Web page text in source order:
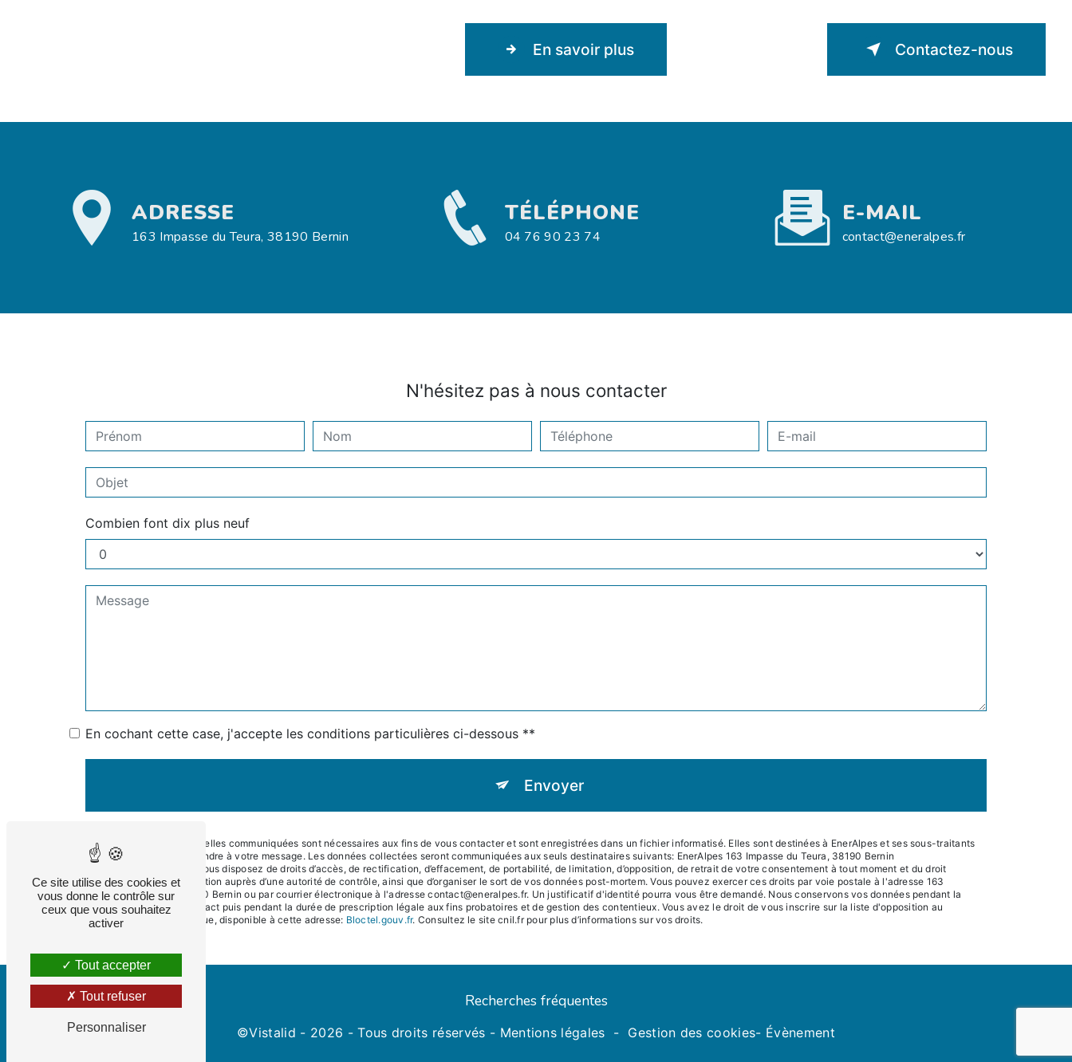
En savoir plus Contactez-nous
ADRESSE
163 Impasse du Teura, 38190 Bernin
TÉLÉPHONE
04 76 90 23 74
E-MAIL
contact@eneralpes.fr
N'hésitez pas à nous contacter
Combien font dix plus neuf
En cochant cette case, j'accepte les conditions particulières ci-dessous **
Envoyer
** Les données personnelles communiquées sont nécessaires aux fins de vous contacter et sont enregistrées dans un fichier informatisé. Elles sont destinées à EnerAlpes et ses sous-traitants
dans le seul but de répondre à votre message. Les données collectées seront communiquées aux seuls destinataires suivants: EnerAlpes 163 Impasse du Teura, 38190 Bernin
contact@eneralpes.fr. Vous disposez de droits d’accès, de rectification, d’effacement, de portabilité, de limitation, d’opposition, de retrait de votre consentement à tout moment et du droit
d’introduire une réclamation auprès d’une autorité de contrôle, ainsi que d’organiser le sort de vos données post-mortem. Vous pouvez exercer ces droits par voie postale à l'adresse 163
Impasse du Teura, 38190 Bernin ou par courrier électronique à l'adresse contact@eneralpes.fr. Un justificatif d'identité pourra vous être demandé. Nous conservons vos données pendant la
période de prise de contact puis pendant la durée de prescription légale aux fins probatoires et de gestion des contentieux. Vous avez le droit de vous inscrire sur la liste d'opposition au
démarchage téléphonique, disponible à cette adresse: Bloctel.gouv.fr. Consultez le site cnil.fr pour plus d’informations sur vos droits.
Recherches fréquentes
©Vistalid - 2026 - Tous droits réservés - Mentions légales - Gestion des cookies- Évènement
Ce site utilise des cookies et
vous donne le contrôle sur
ceux que vous souhaitez
activer
Tout accepter
Tout refuser
Personnaliser